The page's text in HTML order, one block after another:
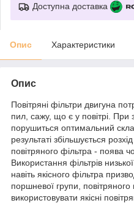
Доступна доставка
Опис Характеристики
Опис
Повітряні фільтри двигуна
пил, сажу, що є у повітрі. При
порушиться оптимальний
результаті збільшується
повітряного фільтра - поява
Використання фільтрів
навіть якісного фільтра
поршневої групи,
використовувати якісні